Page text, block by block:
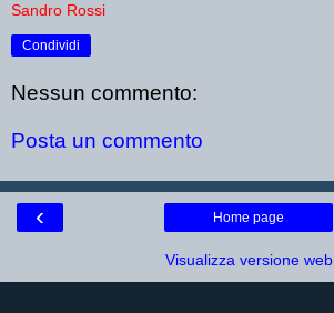
Sandro Rossi
Condividi
Nessun commento:
Posta un commento
‹ Home page
Visualizza versione web